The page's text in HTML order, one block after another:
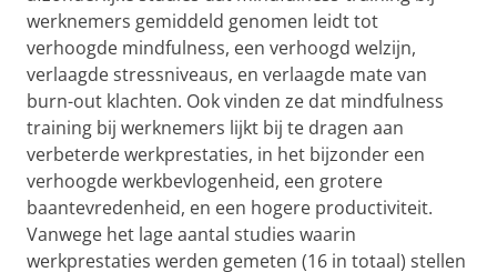
werknemers gemiddeld genomen leidt tot
verhoogde mindfulness, een verhoogd welzijn,
verlaagde stressniveaus, en verlaagde mate van
burn-out klachten. Ook vinden ze dat mindfulness
training bij werknemers lijkt bij te dragen aan
verbeterde werkprestaties, in het bijzonder een
verhoogde werkbevlogenheid, een grotere
baantevredenheid, en een hogere productiviteit.
Vanwege het lage aantal studies waarin
werkprestaties werden gemeten (16 in totaal) stellen